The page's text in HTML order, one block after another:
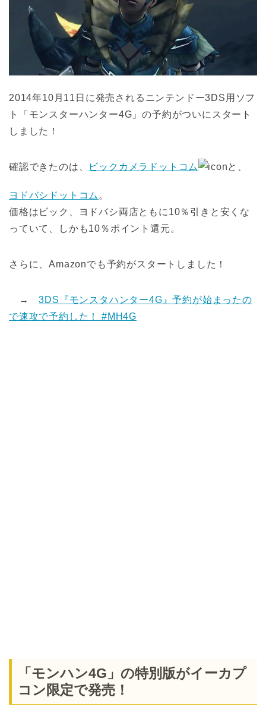
2014年10月11日に発売されるニンテンドー3DS用ソフ
ト「モンスターハンター4G」の予約がついにスタート
しました！
確認できたのは、 ビックカメラドットコム と、
ヨドバシドットコム 。
価格はビック、ヨドバシ両店ともに10％引きと安くな
っていて、しかも10％ポイント還元。
さらに、Amazonでも予約がスタートしました！
→3DS『モンスタハンター4G』予約が始まったの
で速攻で予約した！ #MH4G
「モンハン4G」の特別版がイーカプ
コン限定で発売！